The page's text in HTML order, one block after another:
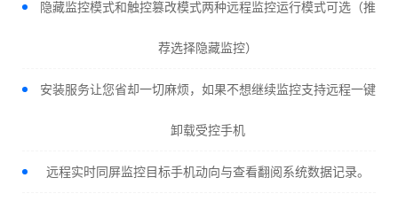
隐藏监控模式和触控篡改模式两种远程监控运行模式可选（推
荐选择隐藏监控）
安装服务让您省却一切麻烦，如果不想继续监控支持远程一键
卸载受控手机
远程实时同屏监控目标手机动向与查看翻阅系统数据记录。